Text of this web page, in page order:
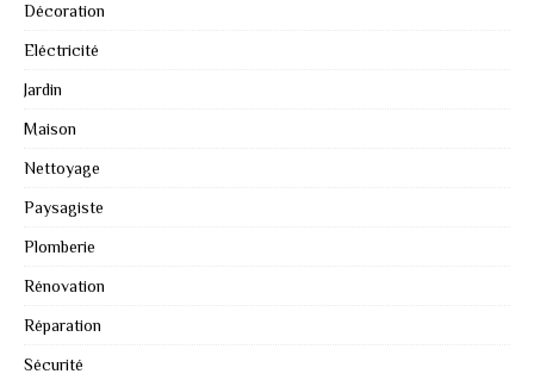
Décoration
Eléctricité
Jardin
Maison
Nettoyage
Paysagiste
Plomberie
Rénovation
Réparation
Sécurité